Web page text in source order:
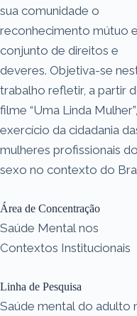
sua comunidade o
reconhecimento mútuo
conjunto de direitos e
deveres. Objetiva-se
trabalho refletir, a partir
filme “Uma Linda
exercício da cidadania
mulheres profissionais do
sexo no contexto do
Área de Concentração
Saúde Mental nos
Contextos Institucionais
Linha de Pesquisa
Saúde mental do adulto